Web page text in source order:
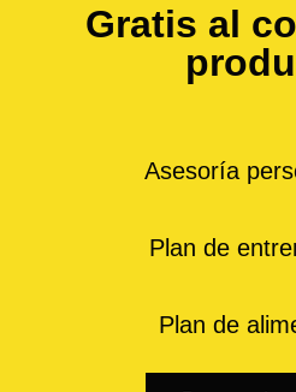
Gratis al
Asesoría
Plan de
Plan de